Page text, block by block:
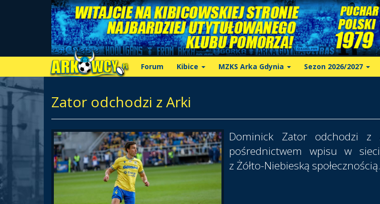
Forum Kibice MZKS Arka Gdynia Sezon 2026/2027
Zator odchodzi z Arki
Dominick Zator odchodzi z
pośrednictwem wpisu w
z Żółto-Niebieską społecznością.